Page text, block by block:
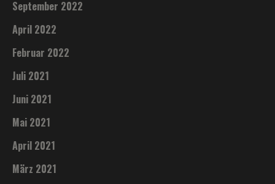
September 2022
April 2022
Februar 2022
Juli 2021
Juni 2021
Mai 2021
April 2021
März 2021